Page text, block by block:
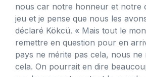
nous car notre honneur et notre
jeu et je pense que nous les
déclaré Kökcü. « Mais tout le
remettre en question pour en
pays ne mérite pas cela, nous ne
cela. On pourrait en dire